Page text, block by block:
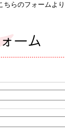
ちらのフォームより